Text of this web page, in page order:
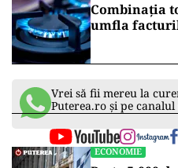
Combinația
umfla
Vrei să fii mereu la
Puterea.ro și pe
ECONOMIE